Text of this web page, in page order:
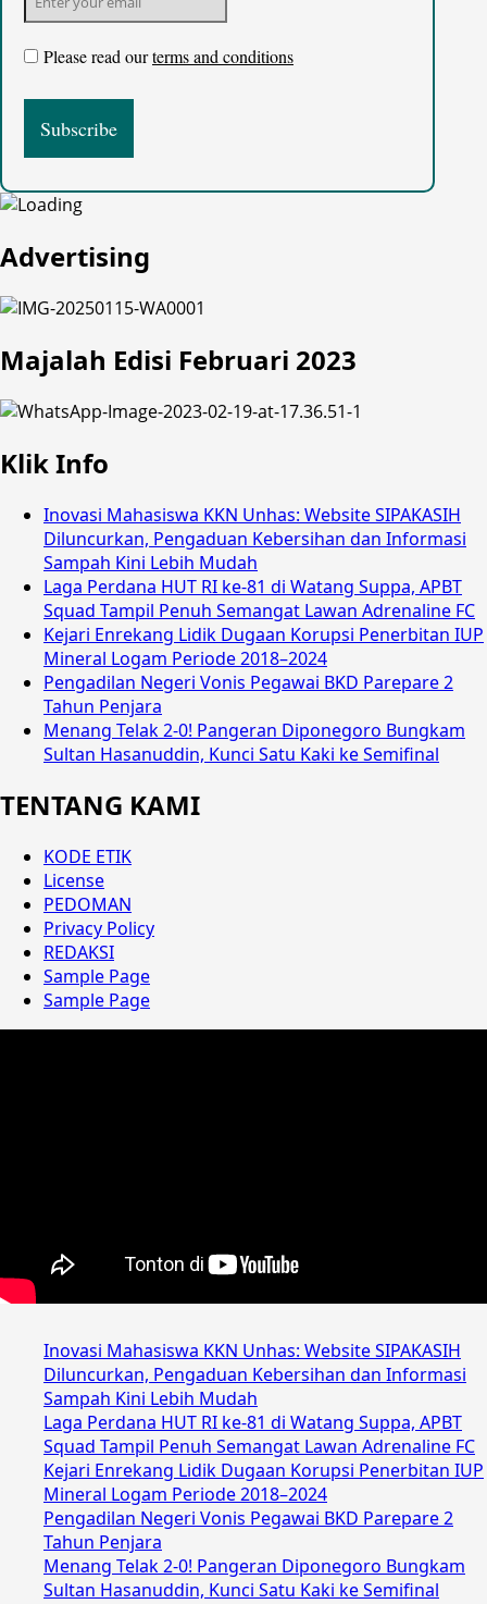
Please read ourterms and conditions
Advertising
Majalah Edisi Februari 2023
Klik Info
Inovasi Mahasiswa KKN Unhas: Website SIPAKASIH
Diluncurkan, Pengaduan Kebersihan dan Informasi
Sampah Kini Lebih Mudah
Laga Perdana HUT RI ke-81 di Watang Suppa, APBT
Squad Tampil Penuh Semangat Lawan Adrenaline FC
Kejari Enrekang Lidik Dugaan Korupsi Penerbitan IUP
Mineral Logam Periode 2018–2024
Pengadilan Negeri Vonis Pegawai BKD Parepare 2
Tahun Penjara
Menang Telak 2-0! Pangeran Diponegoro Bungkam
Sultan Hasanuddin, Kunci Satu Kaki ke Semifinal
TENTANG KAMI
KODE ETIK
License
PEDOMAN
Privacy Policy
REDAKSI
Sample Page
Sample Page
Inovasi Mahasiswa KKN Unhas: Website SIPAKASIH
Diluncurkan, Pengaduan Kebersihan dan Informasi
Sampah Kini Lebih Mudah
Laga Perdana HUT RI ke-81 di Watang Suppa, APBT
Squad Tampil Penuh Semangat Lawan Adrenaline FC
Kejari Enrekang Lidik Dugaan Korupsi Penerbitan IUP
Mineral Logam Periode 2018–2024
Pengadilan Negeri Vonis Pegawai BKD Parepare 2
Tahun Penjara
Menang Telak 2-0! Pangeran Diponegoro Bungkam
Sultan Hasanuddin, Kunci Satu Kaki ke Semifinal